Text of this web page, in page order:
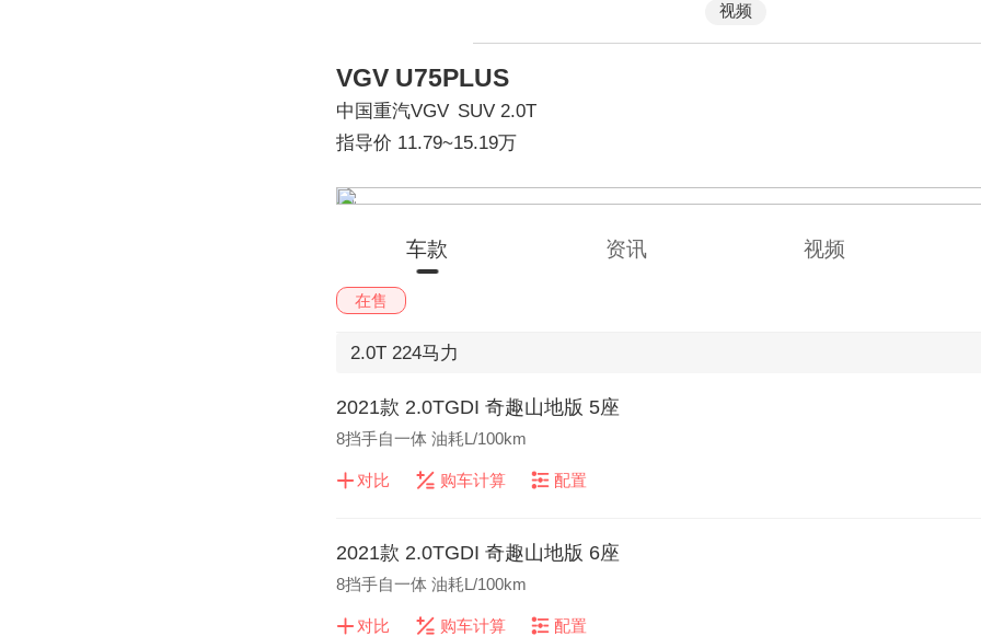
视频
VGV U75PLUS
中国重汽VGV SUV 2.0T
指导价 11.79~15.19万
车款 资讯 视频
在售
2.0T 224马力
2021款 2.0TGDI 奇趣山地版 5座
8挡手自一体 油耗L/100km
对比 购车计算 配置
2021款 2.0TGDI 奇趣山地版 6座
8挡手自一体 油耗L/100km
对比 购车计算 配置